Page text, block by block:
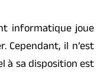
informatique joue
Cependant, il n’est
à sa disposition est